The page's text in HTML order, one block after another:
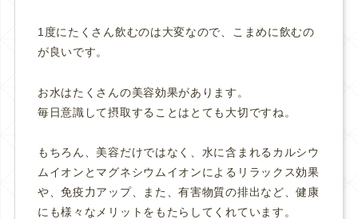
1度にたくさん飲むのは大変なので、こまめに飲むの
が良いです。
お水はたくさんの美容効果があります。
毎日意識して摂取することはとても大切ですね。
もちろん、美容だけではなく、 水に含まれるカルシウ
ムイオンとマグネシウムイオンによるリラックス効果
や、免疫力アップ、また、有害物質の排出など、健康
にも様々なメリットをもたらしてくれています。